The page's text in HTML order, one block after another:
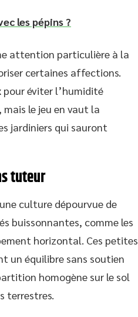
les pépins ?
attention particulière à la
certaines affections.
pour éviter l’humidité
le jeu en vaut la
jardiniers qui sauront
tuteur
culture dépourvue de
buissonnantes, comme les
horizontal. Ces petites
un équilibre sans soutien
homogène sur le sol
terrestres.